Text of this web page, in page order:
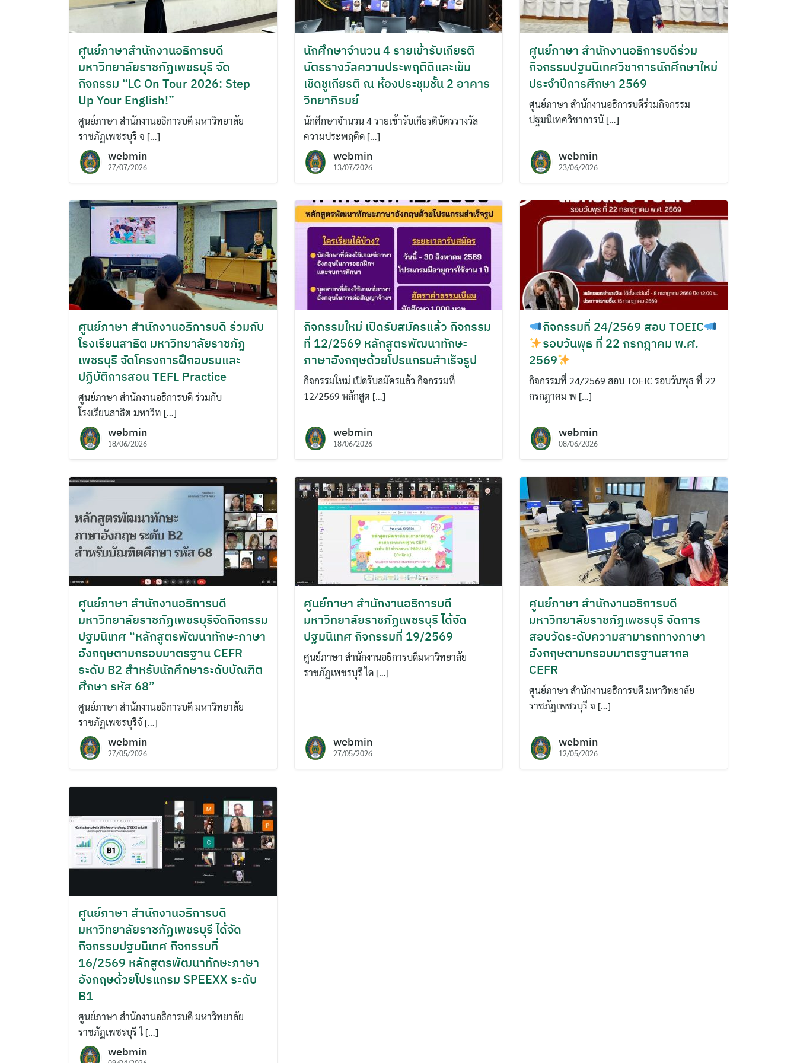
ค้นหา
สำหรับ:
ศูนย์ภาษาสำนักงานอธิการบดี
มหาวิทยาลัยราชภัฏเพชรบุรี จัด
กิจกรรม “LC On Tour 2026: Step
Up Your English!”
ศูนย์ภาษา สำนักงานอธิการบดี มหาวิทยาลัย
ราชภัฏเพชรบุรี จ […]
webmin
27/07/2026
นักศึกษาจำนวน 4 รายเข้ารับเกียรติ
บัตรรางวัลความประพฤติดีและเข็ม
เชิดชูเกียรติ ณ ห้องประชุมชั้น 2 อาคาร
วิทยาภิรมย์
นักศึกษาจำนวน 4 รายเข้ารับเกียรติบัตรรางวัล
ความประพฤติด […]
webmin
13/07/2026
ศูนย์ภาษา สำนักงานอธิการบดีร่วม
กิจกรรมปฐมนิเทศวิชาการนักศึกษาใหม่
ประจำปีการศึกษา 2569
ศูนย์ภาษา สำนักงานอธิการบดีร่วมกิจกรรม
ปฐมนิเทศวิชาการนั […]
webmin
23/06/2026
ศูนย์ภาษา สำนักงานอธิการบดี ร่วมกับ
โรงเรียนสาธิต มหาวิทยาลัยราชภัฏ
เพชรบุรี จัดโครงการฝึกอบรมและ
ปฏิบัติการสอน TEFL Practice
ศูนย์ภาษา สำนักงานอธิการบดี ร่วมกับ
โรงเรียนสาธิต มหาวิท […]
webmin
18/06/2026
กิจกรรมใหม่ เปิดรับสมัครแล้ว กิจกรรม
ที่ 12/2569 หลักสูตรพัฒนาทักษะ
ภาษาอังกฤษด้วยโปรแกรมสำเร็จรูป
กิจกรรมใหม่ เปิดรับสมัครแล้ว กิจกรรมที่
12/2569 หลักสูต […]
webmin
18/06/2026
กิจกรรมที่ 24/2569 สอบ TOEIC
รอบวันพุธ ที่ 22 กรกฎาคม พ.ศ.
2569
กิจกรรมที่ 24/2569 สอบ TOEIC รอบวันพุธ ที่ 22
กรกฎาคม พ […]
webmin
08/06/2026
ศูนย์ภาษา สำนักงานอธิการบดี
มหาวิทยาลัยราชภัฏเพชรบุรีจัดกิจกรรม
ปฐมนิเทศ “หลักสูตรพัฒนาทักษะภาษา
อังกฤษตามกรอบมาตรฐาน CEFR
ระดับ B2 สำหรับนักศึกษาระดับบัณฑิต
ศึกษา รหัส 68”
ศูนย์ภาษา สำนักงานอธิการบดี มหาวิทยาลัย
ราชภัฏเพชรบุรีจั […]
webmin
27/05/2026
ศูนย์ภาษา สำนักงานอธิการบดี
มหาวิทยาลัยราชภัฏเพชรบุรี ได้จัด
ปฐมนิเทศ กิจกรรมที่ 19/2569
ศูนย์ภาษา สำนักงานอธิการบดีมหาวิทยาลัย
ราชภัฏเพชรบุรี ได […]
webmin
27/05/2026
ศูนย์ภาษา สำนักงานอธิการบดี
มหาวิทยาลัยราชภัฏเพชรบุรี จัดการ
สอบวัดระดับความสามารถทางภาษา
อังกฤษตามกรอบมาตรฐานสากล
CEFR
ศูนย์ภาษา สำนักงานอธิการบดี มหาวิทยาลัย
ราชภัฏเพชรบุรี จ […]
webmin
12/05/2026
ศูนย์ภาษา สำนักงานอธิการบดี
มหาวิทยาลัยราชภัฏเพชรบุรี ได้จัด
กิจกรรมปฐมนิเทศ กิจกรรมที่
16/2569 หลักสูตรพัฒนาทักษะภาษา
อังกฤษด้วยโปรแกรม SPEEXX ระดับ
B1
ศูนย์ภาษา สำนักงานอธิการบดี มหาวิทยาลัย
ราชภัฏเพชรบุรี ไ […]
webmin